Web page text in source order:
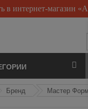
в интернет-магазин
Бренд Мастер Форм